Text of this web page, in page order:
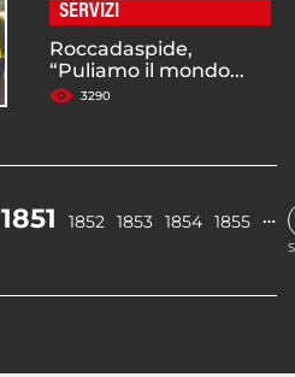
SERVIZI
Roccadaspide,
“Puliamo il mondo...
3290
1851 1852 1853 1854 1855 …